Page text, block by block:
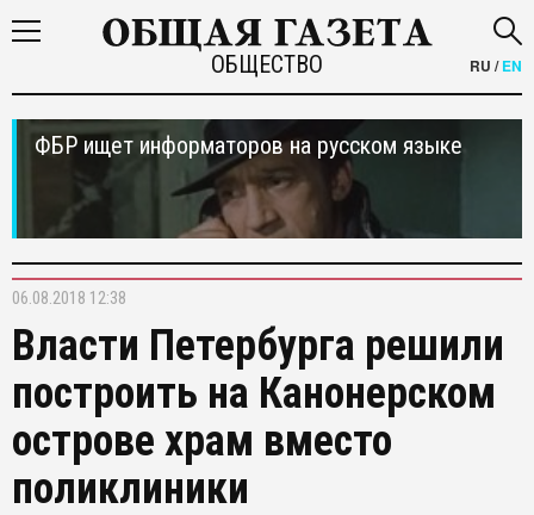
ОБЩЕСТВО RU /EN
ФБР ищет информаторов на русском языке
06.08.2018 12:38
Власти Петербурга решили
построить на Канонерском
острове храм вместо
поликлиники